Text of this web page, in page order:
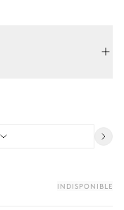
INDISPONIBLE